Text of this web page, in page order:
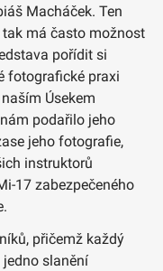
Macháček. Ten
má často možnost
pořídit si
fotografické praxi
Úsekem
podařilo jeho
jeho fotografie,
instruktorů
17 zabezpečeného
přičemž každý
slanění